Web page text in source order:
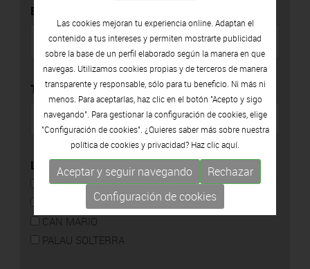
BUSCADOR
TIPO
LOCALIZACIÓN
CAN FRAMIS
ESPAIS VOLART
CAN MARIO
PALAU SOLTERRA
Las cookies mejoran tu experiencia online. Adaptan el
contenido a tus intereses y permiten mostrarte publicidad
sobre la base de un perfil elaborado según la manera en que
navegas. Utilizamos cookies propias y de terceros de manera
transparente y responsable, sólo para tu beneficio. Ni más ni
menos. Para aceptarlas, haz clic en el botón "Acepto y sigo
navegando". Para gestionar la configuración de cookies, elige
"Configuración de cookies". ¿Quieres saber más sobre nuestra
política de cookies y privacidad? Haz clicaquí.
Aceptar y seguir navegando
Rechazar
Configuración de cookies